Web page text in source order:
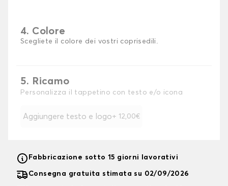
4. Colore
Scegliete il colore dei vostri coprisedili.
5. Ricamo
Personalizza il tappetino con testo e/o icona
Aggiungere testo e logo + 12,00€
Fabbricazione sotto 15 giorni lavorativi
Consegna gratuita stimata su 02/09/2026